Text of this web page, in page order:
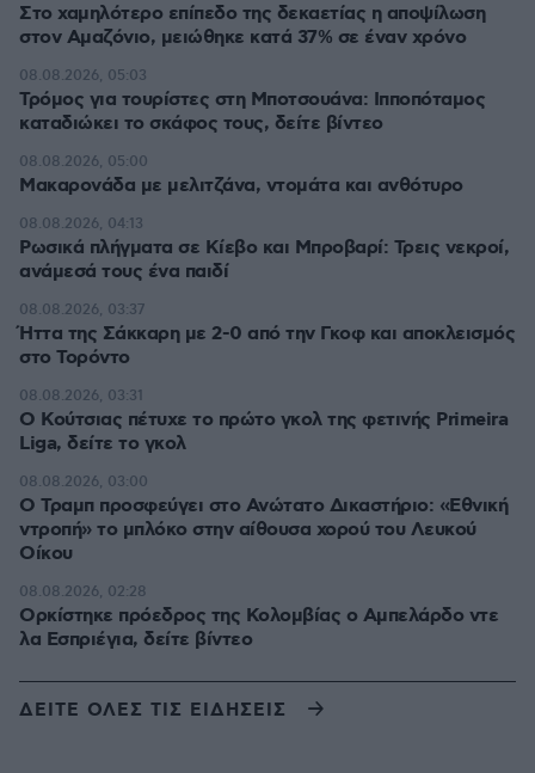
Στο χαμηλότερο επίπεδο της δεκαετίας η αποψίλωση
στον Αμαζόνιο, μειώθηκε κατά 37% σε έναν χρόνο
Τρόμος για τουρίστες στη Μποτσουάνα: Ιπποπόταμος
καταδιώκει το σκάφος τους, δείτε βίντεο
08.08.2026, 05:03
Μακαρονάδα με μελιτζάνα, ντομάτα και ανθότυρο
08.08.2026, 05:00
Ρωσικά πλήγματα σε Κίεβο και Μπροβαρί: Τρεις νεκροί,
ανάμεσά τους ένα παιδί
08.08.2026, 04:13
Ήττα της Σάκκαρη με 2-0 από την Γκοφ και αποκλεισμός
στο Τορόντο
08.08.2026, 03:37
Ο Κούτσιας πέτυχε το πρώτο γκολ της φετινής Primeira
Liga, δείτε το γκολ
08.08.2026, 03:31
Ο Τραμπ προσφεύγει στο Ανώτατο Δικαστήριο: «Εθνική
ντροπή» το μπλόκο στην αίθουσα χορού του Λευκού
Οίκου
08.08.2026, 03:00
Ορκίστηκε πρόεδρος της Κολομβίας ο Αμπελάρδο ντε
λα Εσπριέγια, δείτε βίντεο
08.08.2026, 02:28
ΔΕΙΤΕ ΟΛΕΣ ΤΙΣ ΕΙΔΗΣΕΙΣ